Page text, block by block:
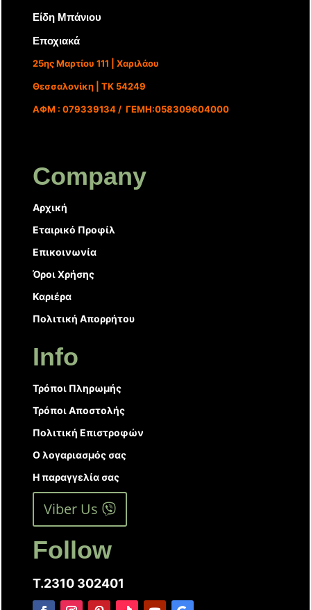
Είδη Μπάνιου
Εποχιακά
25ης Μαρτίου 111 | Χαριλάου
Θεσσαλονίκη | ΤΚ 54249
ΑΦΜ : 079339134 / ΓΕΜΗ:058309604000
Company
Αρχική
Εταιρικό Προφίλ
Επικοινωνία
Όροι Χρήσης
Καριέρα
Πολιτική Απορρήτου
Info
Τρόποι Πληρωμής
Τρόποι Αποστολής
Πολιτική Επιστροφών
Ο λογαριασμός σας
Η παραγγελία σας
Viber Us
Follow
T.2310 302401